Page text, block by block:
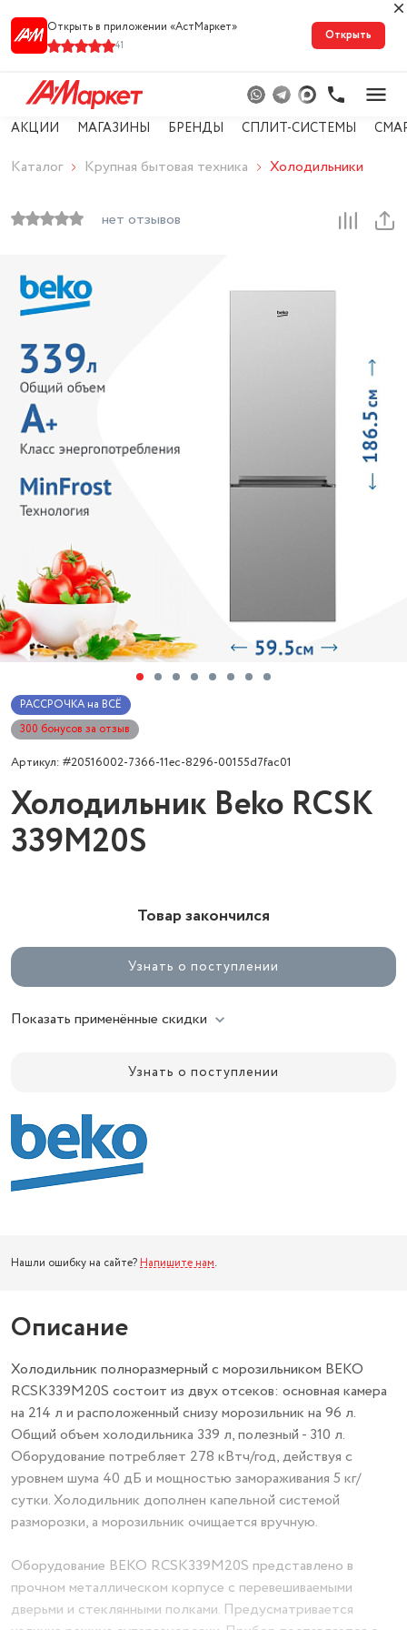
Открыть в приложении «АстМарке‪т‬»
41
Открыть
АКЦИИ МАГАЗИНЫ БРЕНДЫ СПЛИТ-СИСТЕМЫ
Каталог Крупная бытовая техника Холодильники
нет отзывов
РАССРОЧКА на ВСЁ
300 бонусов за отзыв
Артикул: #20516002-7366-11ec-8296-00155d7fac01
Холодильник Beko RCSK
339M20S
Товар закончился
Узнать о поступлении
Показать применённые скидки
Узнать о поступлении
Нашли ошибку на сайте? Напишите нам.
Описание
Холодильник полноразмерный с морозильником BEKO
RCSK339M20S состоит из двух отсеков: основная камера
на 214 л и расположенный снизу морозильник на 96 л.
Общий объем холодильника 339 л, полезный - 310 л.
Оборудование потребляет 278 кВтч/год, действуя с
уровнем шума 40 дБ и мощностью замораживания 5 кг/
сутки. Холодильник дополнен капельной системой
разморозки, а морозильник очищается вручную.
Оборудование BEKO RCSK339M20S представлено в
прочном металлическом корпусе с перевешиваемыми
дверьми и стеклянными полками. Предусматривается